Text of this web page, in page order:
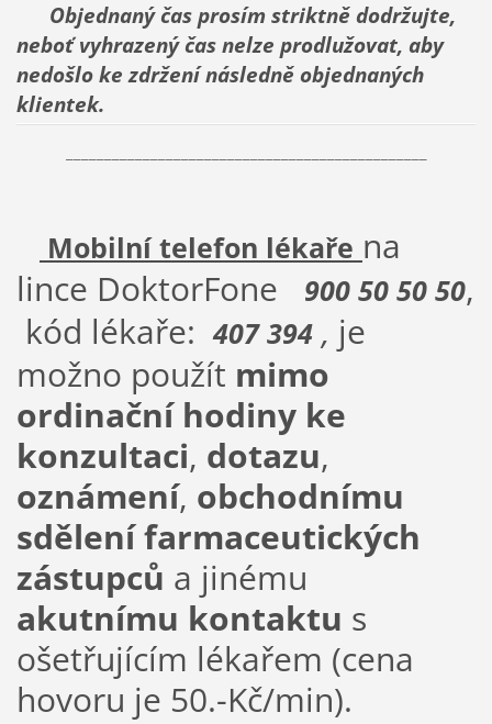
Objednaný čas prosím striktně dodržujte,
neboť vyhrazený čas nelze prodlužovat, aby
nedošlo ke zdržení následně objednaných
klientek.
Mobilní telefon lékaře na
lince DoktorFone
900 50 50 50,
kód lékaře:407 394, je
možno použít mimo
ordinační hodiny ke
konzultaci, dotazu,
oznámení, obchodnímu
sdělení farmaceutických
zástupců a jinému
akutnímu kontaktu s
ošetřujícím lékařem (cena
hovoru je 50.-Kč/min).